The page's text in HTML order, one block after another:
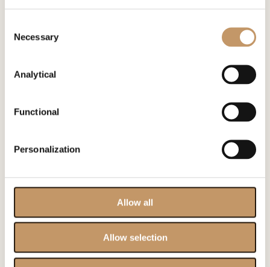
Selection
Necessary
Analytical
Functional
Personalization
Allow all
Allow selection